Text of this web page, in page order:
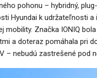
pohonu – hybridný,
Hyundai k udržateľnosti
Značka IONIQ
a doteraz pomáhala pri
– nebudú zastrešené pod
NOVINKY
Benz GLA
s elektrinou